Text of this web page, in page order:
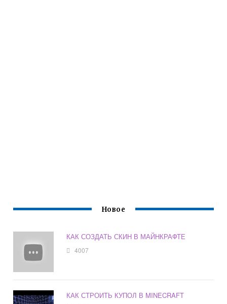
Новое
КАК СОЗДАТЬ СКИН В МАЙНКРАФТЕ
4007
КАК СТРОИТЬ КУПОЛ В MINECRAFT